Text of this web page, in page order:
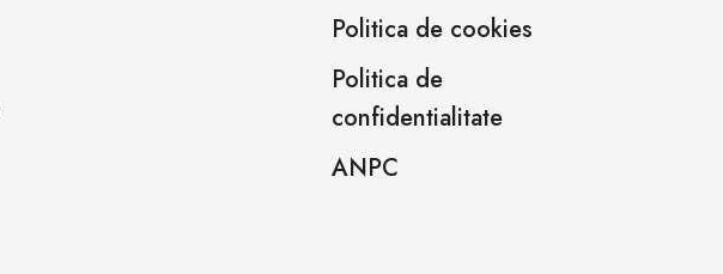
Politica de cookies
Politica de
confidentialitate
ANPC